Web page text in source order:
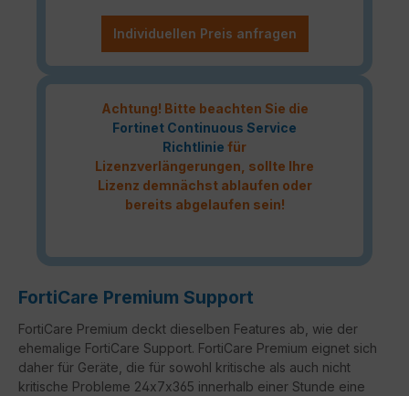
Individuellen Preis anfragen
Achtung! Bitte beachten Sie die
Fortinet Continuous Service
Richtlinie für
Lizenzverlängerungen, sollte Ihre
Lizenz demnächst ablaufen oder
bereits abgelaufen sein!
FortiCare Premium Support
FortiCare Premium deckt dieselben Features ab, wie der
ehemalige FortiCare Support. FortiCare Premium eignet sich
daher für Geräte, die für sowohl kritische als auch nicht
kritische Probleme 24x7x365 innerhalb einer Stunde eine